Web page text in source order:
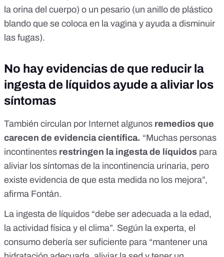
la orina del cuerpo) o un pesario (un anillo de plástico
blando que se coloca en la vagina y ayuda a disminuir
las fugas).
No hay evidencias de que reducir la
ingesta de líquidos ayude a aliviar los
síntomas
También circulan por Internet algunos remedios que
carecen de evidencia científica. “Muchas personas
incontinentes restringen la ingesta de líquidos para
aliviar los síntomas de la incontinencia urinaria, pero
existe evidencia de que esta medida no los mejora”,
afirma Fontán.
La ingesta de líquidos “debe ser adecuada a la edad,
la actividad física y el clima”. Según la experta, el
consumo debería ser suficiente para “mantener una